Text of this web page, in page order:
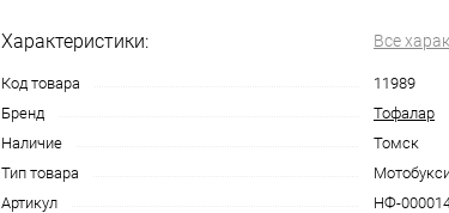
Характеристики: Все
Код товара
11989
Бренд
Тофалар
Наличие
Томск
Тип товара
Артикул
НФ-